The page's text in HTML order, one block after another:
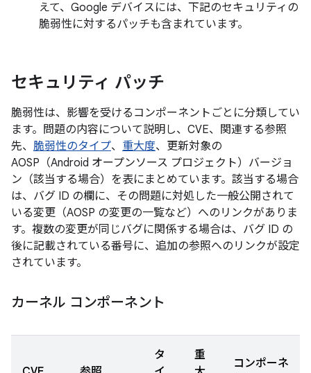
えて、Google デバイスには、下記のセキュリティの
脆弱性に対するパッチも含まれています。
セキュリティ パッチ
脆弱性は、影響を受けるコンポーネントごとに分類してい
ます。問題の内容について説明し、CVE、関連する参照
先、 脆弱性のタイプ、 重大度、更新対象の
AOSP（Android オープンソース プロジェクト）バージョ
ン（該当する場合）を表にまとめています。該当する場合
は、バグ ID の欄に、その問題に対処した一般公開されて
いる変更（AOSP の変更の一覧など）へのリンクがありま
す。複数の変更が同じバグに関係する場合は、バグ ID の
後に記載されている番号に、追加の参照へのリンクが設定
されています。
カーネル コンポーネント
タ
重
コンポーネ